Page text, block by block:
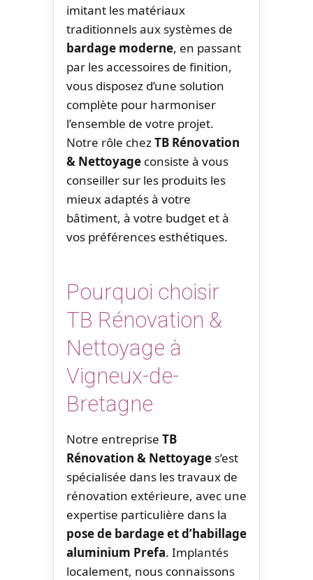
imitant les matériaux
traditionnels aux systèmes de
bardage moderne, en passant
par les accessoires de finition,
vous disposez d’une solution
complète pour harmoniser
l’ensemble de votre projet.
Notre rôle chezTB Rénovation
& Nettoyage consiste à vous
conseiller sur les produits les
mieux adaptés à votre
bâtiment, à votre budget et à
vos préférences esthétiques.
Pourquoi choisir
TB Rénovation &
Nettoyage à
Vigneux-de-
Bretagne
Notre entreprise TB
Rénovation & Nettoyage s’est
spécialisée dans les travaux de
rénovation extérieure, avec une
expertise particulière dans la
pose de bardage et d’habillage
aluminium Prefa. Implantés
localement, nous connaissons